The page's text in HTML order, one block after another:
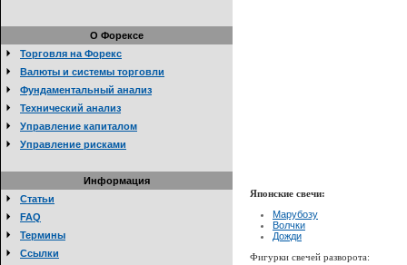
О Форексе
Торговля на Форекс
Валюты и системы торговли
Фундаментальный анализ
Технический анализ
Управление капиталом
Управление рисками
Информация
Статьи
FAQ
Термины
Ссылки
Японские свечи:
Марубозу
Волчки
Дожди
Фигурки свечей разворота: